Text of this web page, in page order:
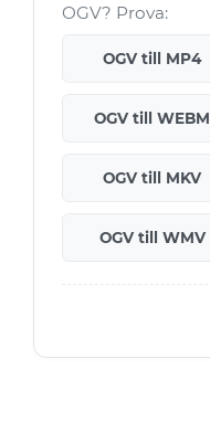
OGV? Prova:
OGV till MP4
OGV till WEBM
OGV till MKV
OGV till WMV